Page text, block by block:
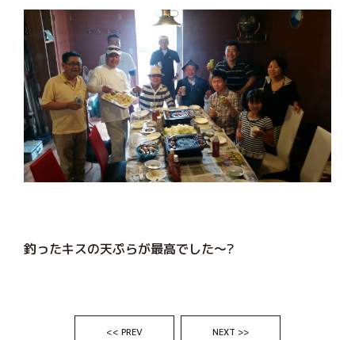
釣ったキスの天ぷらが最高でした～?
<< PREV NEXT >>